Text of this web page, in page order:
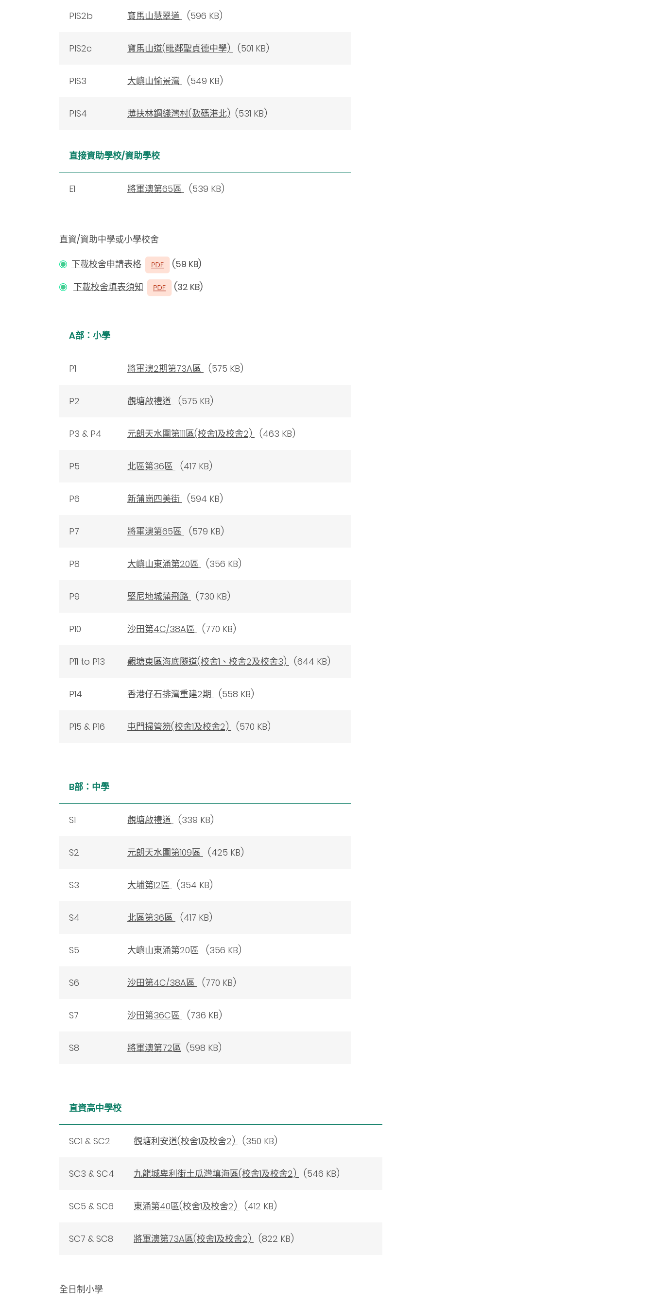
PIS2b 寶馬山慧翠道 (596 KB)
PIS2c 寶馬山道(毗鄰聖貞德中學) (501 KB)
PIS3 大嶼山愉景灣 (549 KB)
PIS4 薄扶林鋼綫灣村(數碼港北) (531 KB)
直接資助學校/資助學校
E1 將軍澳第65區 (539 KB)
直資/資助中學或小學校舍
下載校舍申請表格
(59 KB)
下載校舍填表須知
(32 KB)
A部：小學
P1 將軍澳2期第73A區 (575 KB)
P2 觀塘啟禮道 (575 KB)
P3 & P4 元朗天水圍第111區(校舍1及校舍2) (463 KB)
P5 北區第36區 (417 KB)
P6 新蒲崗四美街 (594 KB)
P7 將軍澳第65區 (579 KB)
P8 大嶼山東涌第20區 (356 KB)
P9 堅尼地城蒲飛路 (730 KB)
P10 沙田第4C/38A區 (770 KB)
P11 to P13 觀塘東區海底隧道(校舍1、校舍2及校舍3) (644 KB)
P14 香港仔石排灣重建2期 (558 KB)
P15 & P16 屯門掃管笏(校舍1及校舍2) (570 KB)
B部：中學
S1 觀塘啟禮道 (339 KB)
S2 元朗天水圍第109區 (425 KB)
S3 大埔第12區 (354 KB)
S4 北區第36區 (417 KB)
S5 大嶼山東涌第20區 (356 KB)
S6 沙田第4C/38A區 (770 KB)
S7 沙田第36C區 (736 KB)
S8 將軍澳第72區 (598 KB)
直資高中學校
SC1 & SC2 觀塘利安道(校舍1及校舍2) (350 KB)
SC3 & SC4 九龍城卑利街土瓜灣填海區(校舍1及校舍2) (546 KB)
SC5 & SC6 東涌第40區(校舍1及校舍2) (412 KB)
SC7 & SC8 將軍澳第73A區(校舍1及校舍2) (822 KB)
全日制小學